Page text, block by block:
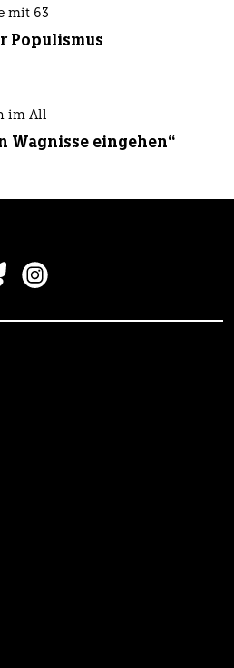
mit 63
Populismus
im All
Wagnisse eingehen“